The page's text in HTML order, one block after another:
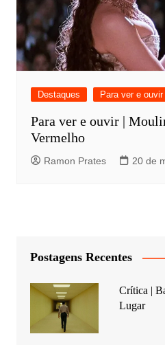
Destaques Para ver e ouvir
Para ver e ouvir |
Vermelho
Ramon Prates 20 de
Postagens Recentes
Crítica |
Lugar